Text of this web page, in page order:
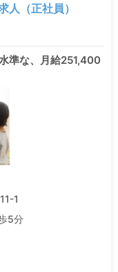
人（正社員）
準な、月給251,400
1
5分